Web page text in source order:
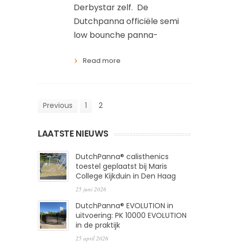
Derbystar zelf. De
Dutchpanna officiële semi
low bounche panna-
Read more
Previous 1 2
LAATSTE NIEUWS
DutchPanna® calisthenics
toestel geplaatst bij Maris
College Kijkduin in Den Haag
25 juni 2026
DutchPanna® EVOLUTION in
uitvoering: PK 10000 EVOLUTION
in de praktijk
25 april 2026